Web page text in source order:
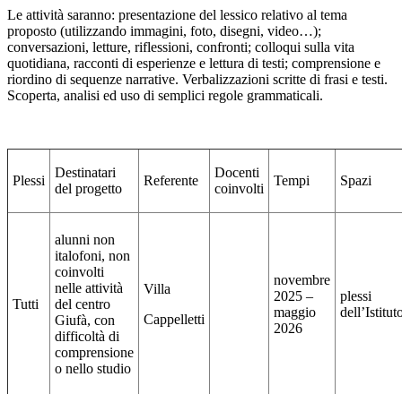
Le attività saranno: presentazione del lessico relativo al tema
proposto (utilizzando immagini, foto, disegni, video…);
conversazioni, letture, riflessioni, confronti; colloqui sulla vita
quotidiana, racconti di esperienze e lettura di testi; comprensione e
riordino di sequenze narrative. Verbalizzazioni scritte di frasi e testi.
Scoperta, analisi ed uso di semplici regole grammaticali.
Plessi
Destinatari
del progetto
Referente
Docenti
coinvolti
Tempi Spazi
Tutti
alunni non
italofoni, non
coinvolti
nelle attività
del centro
Giufà, con
difficoltà di
comprensione
o nello studio
Villa
Cappelletti
novembre
2025 –
maggio
2026
plessi